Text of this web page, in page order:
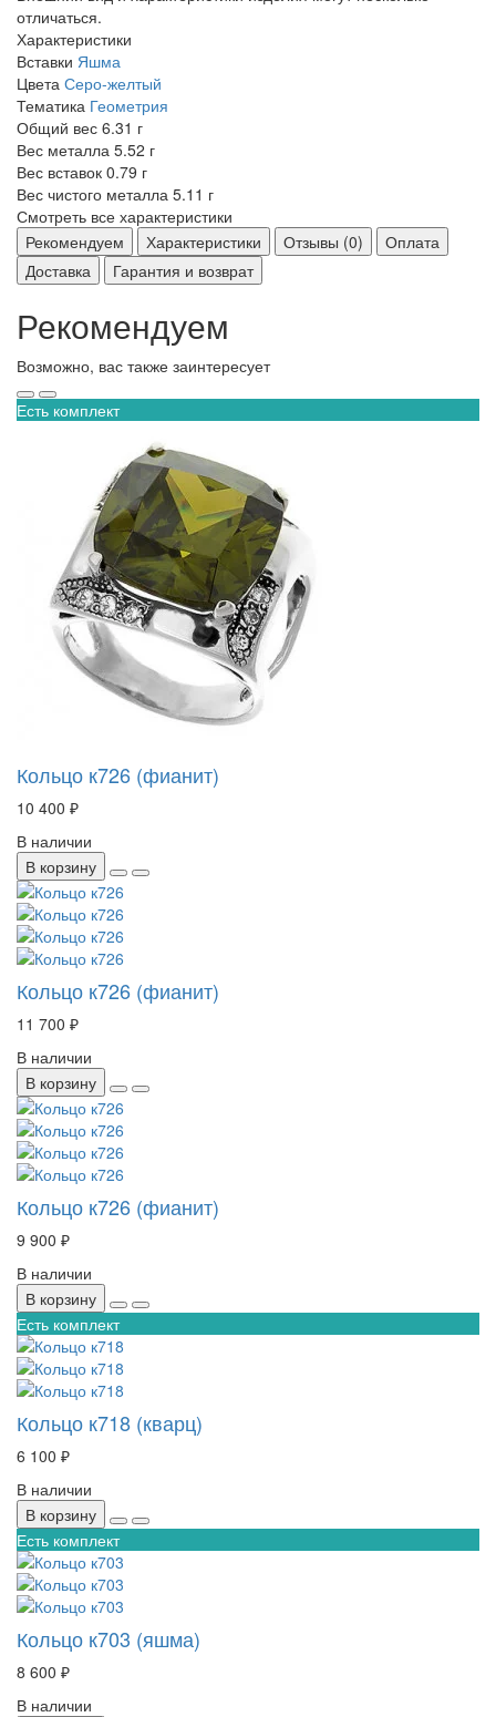
отличаться.
Характеристики
Вставки Яшма
Цвета Серо-желтый
Тематика Геометрия
Общий вес 6.31 г
Вес металла 5.52 г
Вес вставок 0.79 г
Вес чистого металла 5.11 г
Смотреть все характеристики
Рекомендуем
Характеристики Отзывы (0)
Оплата
Доставка
Гарантия и возврат
Рекомендуем
Возможно, вас также заинтересует
Есть комплект
Кольцо к726 (фианит)
10 400 ₽
В наличии
В корзину
Кольцо к726 (фианит)
11 700 ₽
В наличии
В корзину
Кольцо к726 (фианит)
9 900 ₽
В наличии
В корзину
Есть комплект
Кольцо к718 (кварц)
6 100 ₽
В наличии
В корзину
Есть комплект
Кольцо к703 (яшма)
8 600 ₽
В наличии